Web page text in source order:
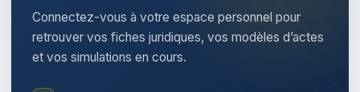
Connectez-vous à votre espace personnel pour
retrouver vos fiches juridiques, vos modèles d’actes
et vos simulations en cours.